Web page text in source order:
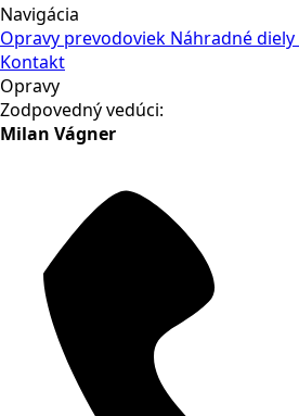
Navigácia
Opravy prevodoviek Náhradné diely
Kontakt
Opravy
Zodpovedný vedúci:
Milan Vágner